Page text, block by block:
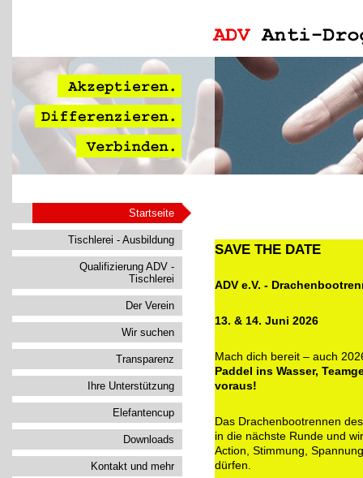
Startseite
Tischlerei - Ausbildung
Qualifizierung ADV -
Tischlerei
Der Verein
Wir suchen
Transparenz
Ihre Unterstützung
Elefantencup
Downloads
Kontakt und mehr
SAVE THE DATE
ADV e.V. -
13. & 14. Juni 2026
Mach dich bereit – auch
Paddel ins Wasser,
voraus!
Das Drachenbootrennen
in die nächste Runde und
Action, Stimmung,
dürfen.